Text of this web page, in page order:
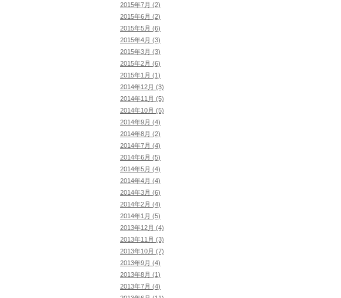
2015年7月 (2)
2015年6月 (2)
2015年5月 (6)
2015年4月 (3)
2015年3月 (3)
2015年2月 (6)
2015年1月 (1)
2014年12月 (3)
2014年11月 (5)
2014年10月 (5)
2014年9月 (4)
2014年8月 (2)
2014年7月 (4)
2014年6月 (5)
2014年5月 (4)
2014年4月 (4)
2014年3月 (6)
2014年2月 (4)
2014年1月 (5)
2013年12月 (4)
2013年11月 (3)
2013年10月 (7)
2013年9月 (4)
2013年8月 (1)
2013年7月 (4)